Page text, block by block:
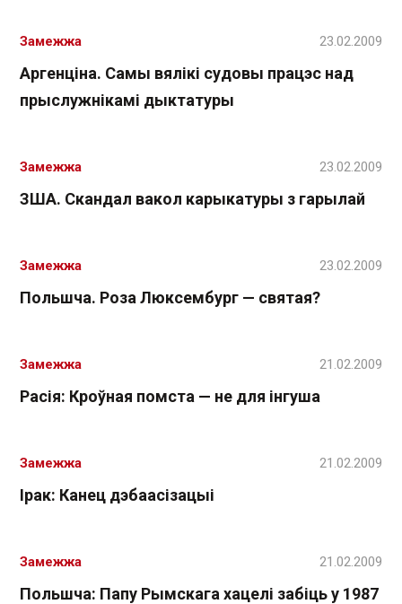
Аргенціна. Самы вялікі судовы працэс над
прыслужнікамі дыктатуры
Замежжа 23.02.2009
ЗША. Скандал вакол карыкатуры з гарылай
Замежжа 23.02.2009
Польшча. Роза Люксембург — святая?
Замежжа 23.02.2009
Расія: Кроўная помста — не для інгуша
Замежжа 21.02.2009
Ірак: Канец дэбаасізацыі
Замежжа 21.02.2009
Польшча: Папу Рымскага хацелі забіць у 1987
Замежжа 21.02.2009